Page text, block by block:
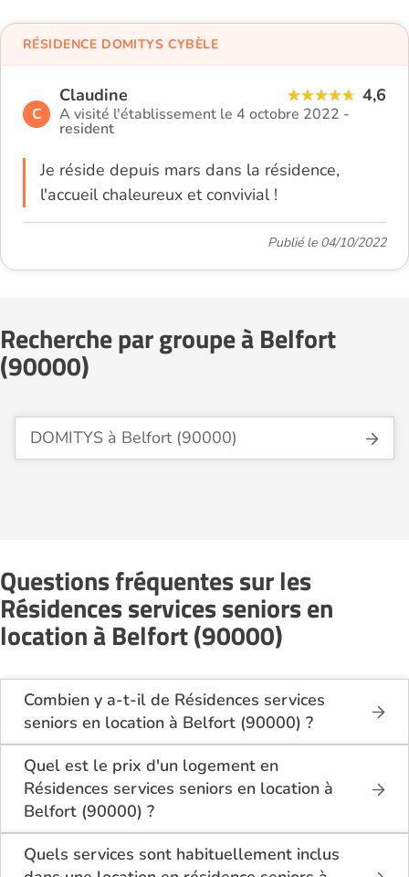
C
Claudine 4,6
A visité l'établissement le 4 octobre 2022 -
resident
Je réside depuis mars dans la résidence,
l'accueil chaleureux et convivial !
RÉSIDENCE DOMITYS CYBÈLE
Publié le 04/10/2022
Recherche par groupe à Belfort
(90000)
DOMITYS à Belfort (90000)
Questions fréquentes sur les
Résidences services seniors en
location à Belfort (90000)
Combien y a-t-il de Résidences services
seniors en location à Belfort (90000) ?
Sur le site Logement-seniors.com, on recense
actuellement 2 Résidences services seniors en
location à Belfort (90000).
Quel est le prix d'un logement en
Résidences services seniors en location à
Belfort (90000) ?
Le coût d'un logement en Résidences services
seniors en location à Belfort (90000) se situe entre
1 199€ et 1 299€ par mois.
Quels services sont habituellement inclus